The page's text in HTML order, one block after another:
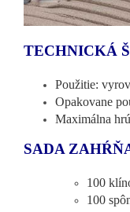
TECHNICKÁ
Použitie:
Opakovane
Maximálna
SADA
100
100